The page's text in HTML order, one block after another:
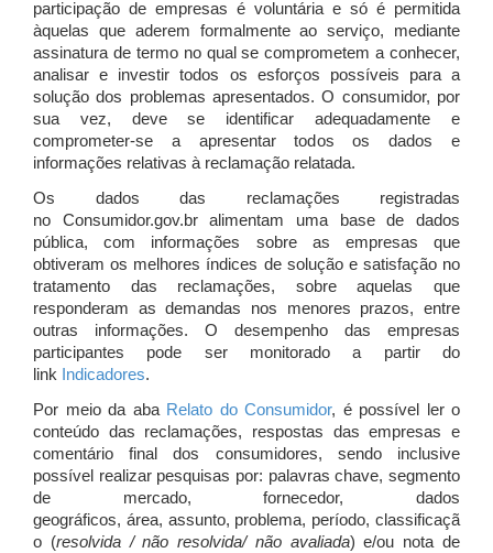
participação de empresas é voluntária e só é permitida
àquelas que aderem formalmente ao serviço, mediante
assinatura de termo no qual se comprometem a conhecer,
analisar e investir todos os esforços possíveis para a
solução dos problemas apresentados. O consumidor, por
sua vez, deve se identificar adequadamente e
comprometer-se a apresentar todos os dados e
informações relativas à reclamação relatada.
Os dados das reclamações registradas
no Consumidor.gov.br alimentam uma base de dados
pública, com informações sobre as empresas que
obtiveram os melhores índices de solução e satisfação no
tratamento das reclamações, sobre aquelas que
responderam as demandas nos menores prazos, entre
outras informações. O desempenho das empresas
participantes pode ser monitorado a partir do
link Indicadores.
Por meio da aba Relato do Consumidor, é possível ler o
conteúdo das reclamações, respostas das empresas e
comentário final dos consumidores, sendo inclusive
possível realizar pesquisas por: palavras chave, segmento
de mercado, fornecedor, dados
geográficos, área, assunto, problema, período, classificaçã
o (resolvida / não resolvida/ não avaliada) e/ou nota de